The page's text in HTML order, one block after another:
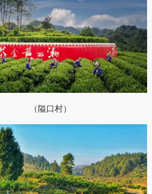
（隘口村）